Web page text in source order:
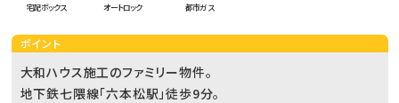
宅配ボックス オートロック 都市ガス
ポイント
大和ハウス施工のファミリー物件。
地下鉄七隈線「六本松駅」徒歩9分。